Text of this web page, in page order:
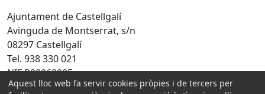
Ajuntament de Castellgalí
Avinguda de Montserrat, s/n
08297 Castellgalí
Tel. 938 330 021
NIF P0806000F
Aquest lloc web fa servir cookies pròpies i de tercers per